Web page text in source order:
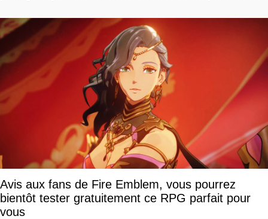
Avis aux fans de Fire Emblem, vous pourrez
bientôt tester gratuitement ce RPG parfait pour
vous